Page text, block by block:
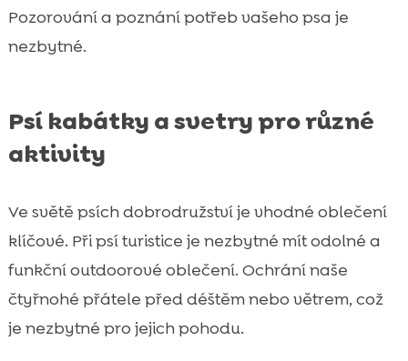
Pozorování a poznání potřeb vašeho psa je
nezbytné.
Psí kabátky a svetry pro různé
aktivity
Ve světě psích dobrodružství je vhodné oblečení
klíčové. Při psí turistice je nezbytné mít odolné a
funkční outdoorové oblečení. Ochrání naše
čtyřnohé přátele před déštěm nebo větrem, což
je nezbytné pro jejich pohodu.